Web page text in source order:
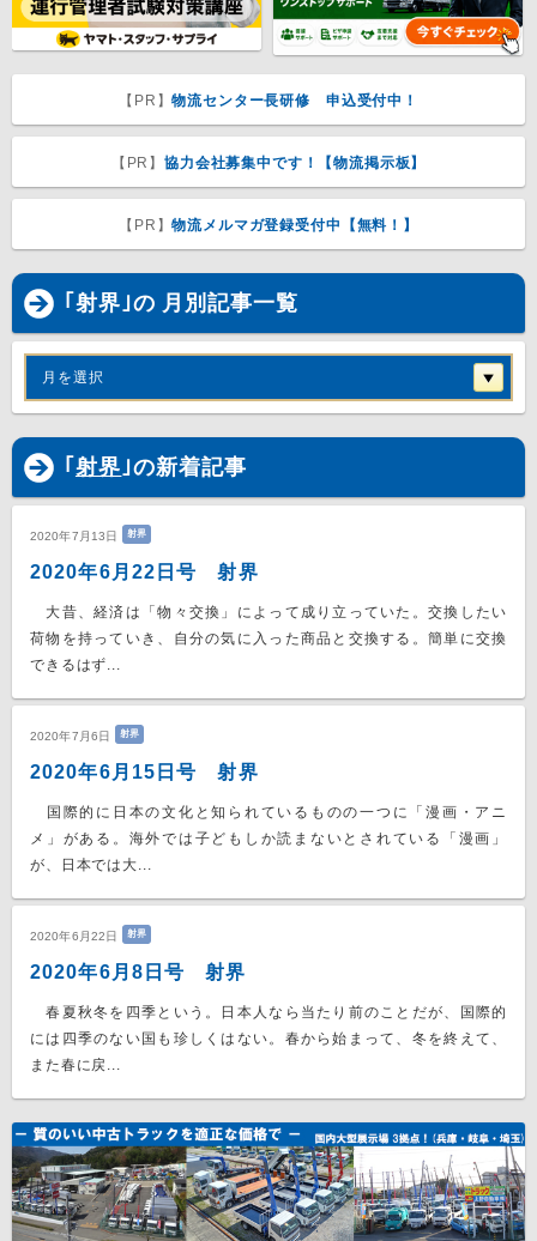
【PR】物流センター長研修 申込受付中！
【PR】協力会社募集中です！【物流掲示板】
【PR】物流メルマガ登録受付中【無料！】
｢射界｣の 月別記事一覧
月を選択
｢ 射界｣の新着記事
2020年7月13日 射界
2020年6月22日号 射界
大昔、経済は「物々交換」によって成り立っていた。交換したい
荷物を持っていき、自分の気に入った商品と交換する。簡単に交換
できるはず...
2020年7月6日 射界
2020年6月15日号 射界
国際的に日本の文化と知られているものの一つに「漫画・アニ
メ」がある。海外では子どもしか読まないとされている「漫画」
が、日本では大...
2020年6月22日 射界
2020年6月8日号 射界
春夏秋冬を四季という。日本人なら当たり前のことだが、国際的
には四季のない国も珍しくはない。春から始まって、冬を終えて、
また春に戻...